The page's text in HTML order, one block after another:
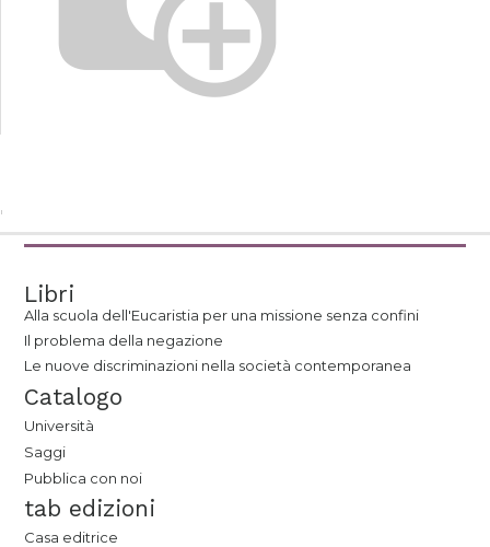
Libri
Alla scuola dell'Eucaristia per una missione senza confini
Il problema della negazione
Le nuove discriminazioni nella società contemporanea
Catalogo
Università
Saggi
Pubblica con noi
tab edizioni
Casa editrice